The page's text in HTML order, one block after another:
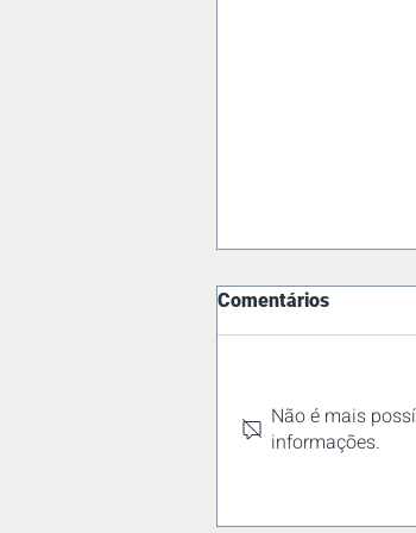
Comentários
Não é mais
informações.